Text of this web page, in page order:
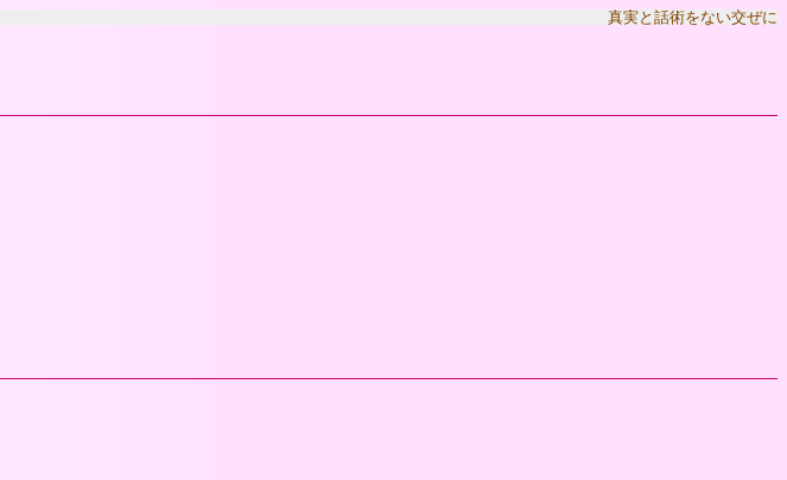
真実と話術をない交ぜに